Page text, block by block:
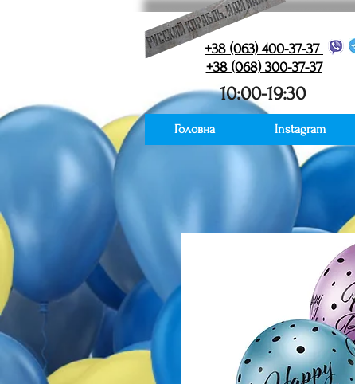
+38 (063) 400-37-37
+38 (068) 300-37-37
10:00-19:30
Головна Instagram